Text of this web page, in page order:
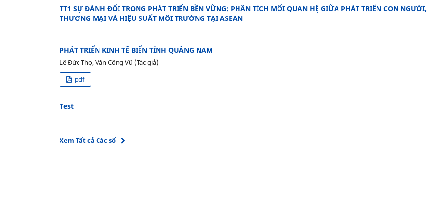
TT1 SỰ ĐÁNH ĐỔI TRONG PHÁT TRIỂN BỀN VỮNG: PHÂN TÍCH MỐI QUAN HỆ GIỮA PHÁT TRIỂN CON NGƯỜI,
THƯƠNG MẠI VÀ HIỆU SUẤT MÔI TRƯỜNG TẠI ASEAN
PHÁT TRIỂN KINH TẾ BIỂN TỈNH QUẢNG NAM
Lê Đức Thọ, Văn Công Vũ (Tác giả)
pdf
Test
Xem Tất cả Các số